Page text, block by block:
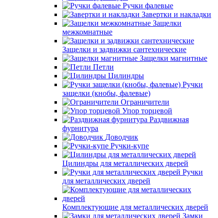
Ручки фалевые
Завертки и накладки
Защелки
межкомнатные
Защелки и задвижки сантехнические
Защелки магнитные
Петли
Цилиндры
Ручки
защелки (кнобы, фалевые)
Ограничители
Упор торцевой
Раздвижная
фурнитура
Доводчик
Ручки-купе
Цилиндры для металлических дверей
Ручки
для металлических дверей
Комплектующие для металлических дверей
Замки